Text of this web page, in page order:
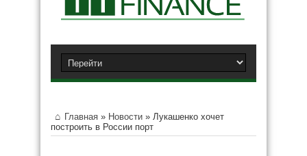
Главная » Новости » Лукашенко хочет
построить в России порт